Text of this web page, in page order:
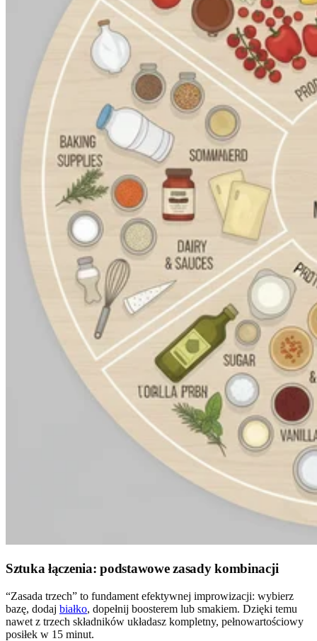
Sztuka łączenia: podstawowe zasady kombinacji
“Zasada trzech” to fundament efektywnej improwizacji: wybierz
bazę, dodaj białko, dopełnij boosterem lub smakiem. Dzięki temu
nawet z trzech składników układasz kompletny, pełnowartościowy
posiłek w 15 minut.